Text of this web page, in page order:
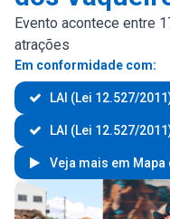
Evento acontece entre
atrações
Em conformidade com:
LAI (Lei 12.527/
LAI (Lei 12.527/
Veja mais em Mapa